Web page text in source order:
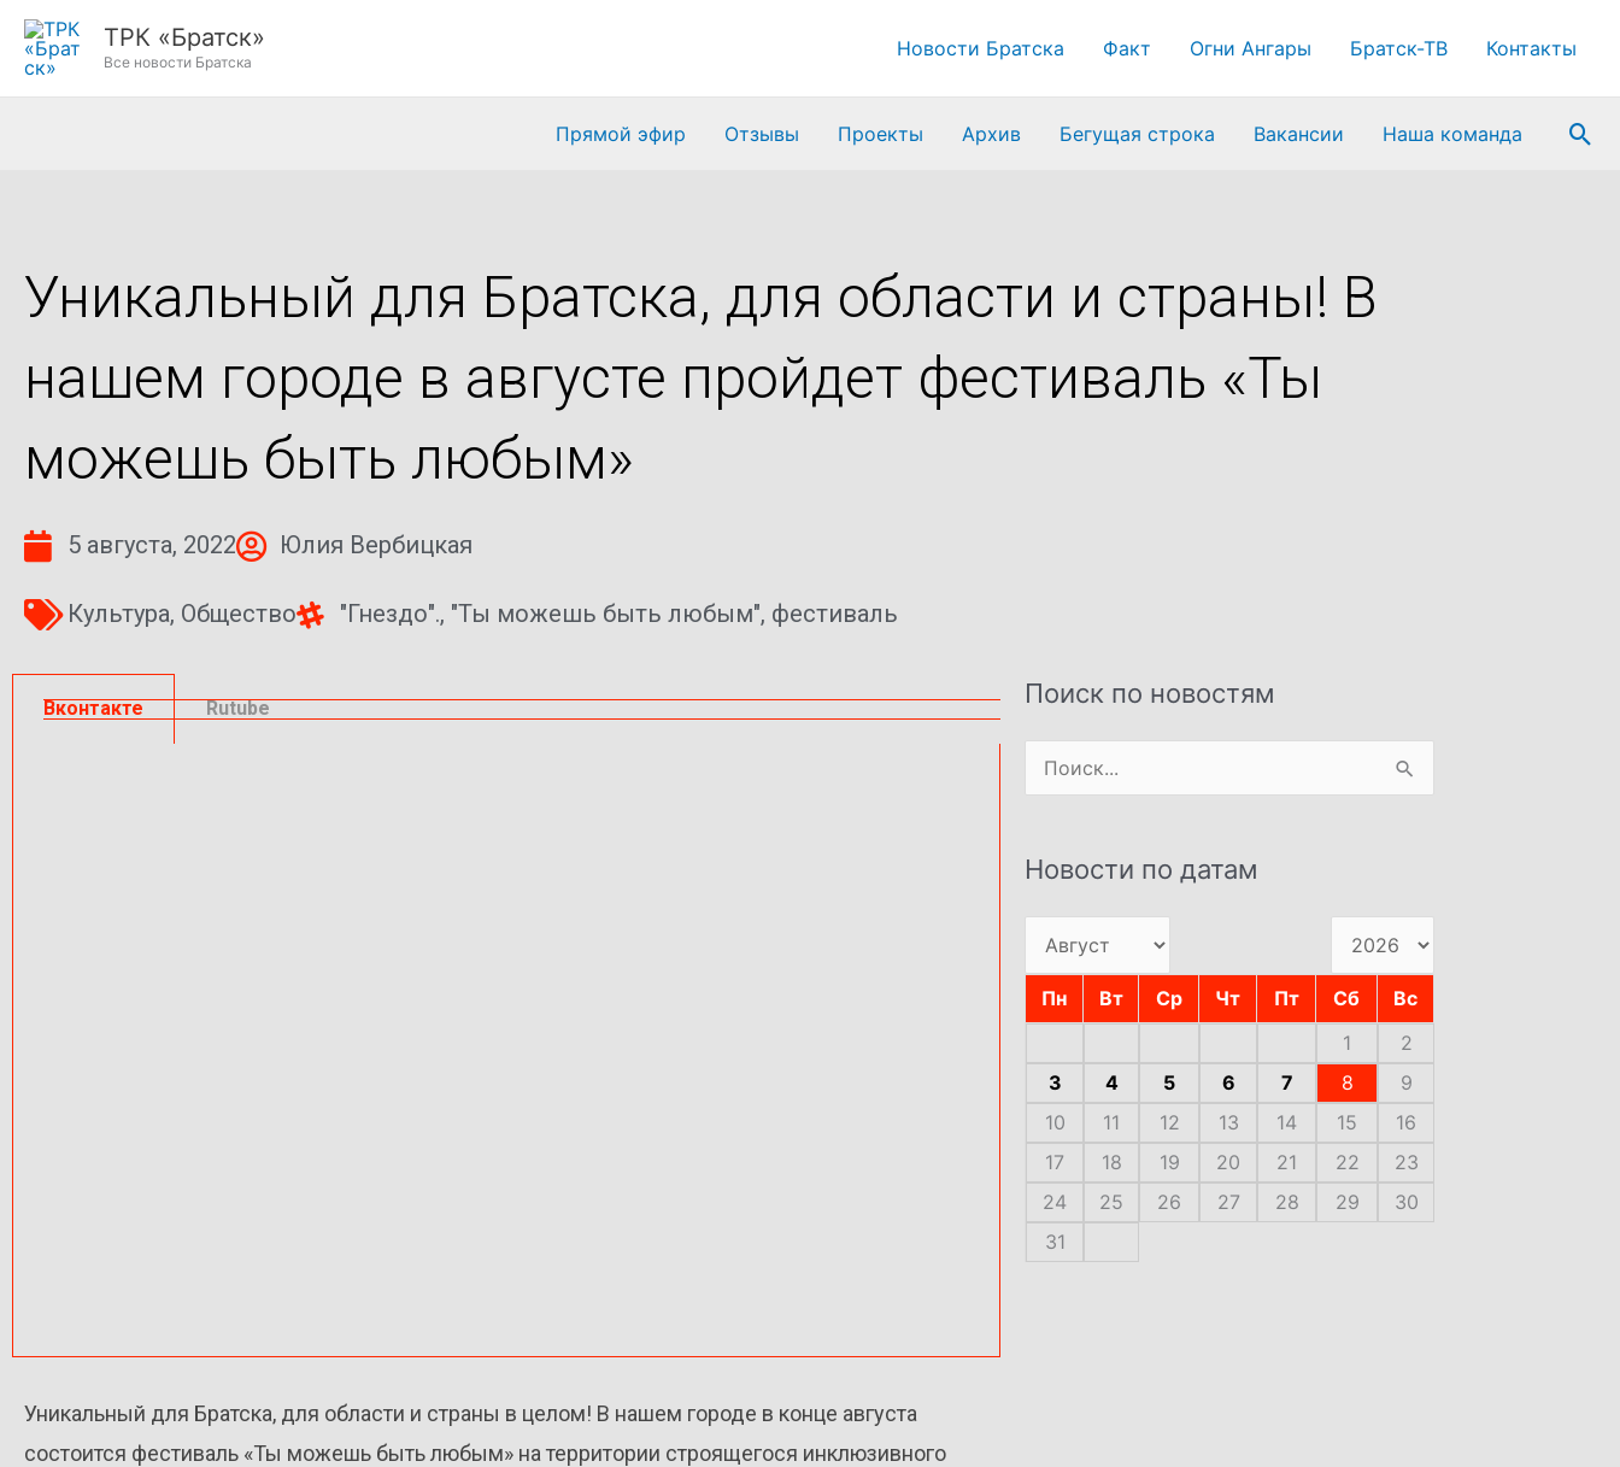
Перейти
ТРК «Братск»
Все новости Братска
Новости Братска Факт Огни Ангары Братск-ТВ Контакты
Прямой эфир Отзывы Проекты Архив Бегущая строка Вакансии Наша команда
Уникальный для Братска, для области и страны! В
нашем городе в августе пройдет фестиваль «Ты
можешь быть любым»
5 августа, 2022 Юлия Вербицкая
Культура, Общество "Гнездо"., "Ты можешь быть любым", фестиваль
Вконтакте Rutube
Уникальный для Братска, для области и страны в целом! В нашем городе в конце августа
состоится фестиваль «Ты можешь быть любым» на территории строящегося инклюзивного
Поиск по новостям
Поиск:
Новости по датам
Пн Вт Ср Чт Пт Сб
Вс
1
2
3
4 5 6 7 8
9
10
11 12 13 14 15
16
17
18 19 20 21 22
23
24
25 26 27 28 29
30
31